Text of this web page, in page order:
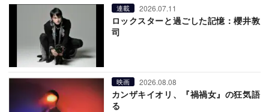
連載 2026.07.11
ロックスターと過ごした記憶：櫻井敦
司
映画 2026.08.08
カンザキイオリ、『禍禍女』の狂気語
る